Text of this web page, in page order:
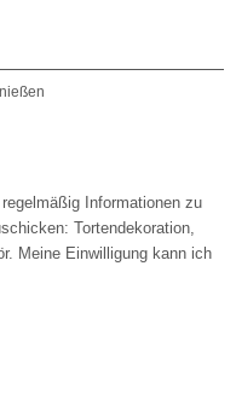
Informationen zu
Tortendekoration,
Meine Einwilligung kann ich